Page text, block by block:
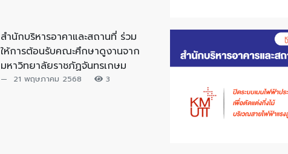
สำนักบริหารอาคาและสถานที่ ร่วม
ให้การต้อนรับคณะศึกษาดูงานจาก
มหาวิทยาลัยราชภัฏจันทรเกษม
21 พฤษภาคม 2568 3